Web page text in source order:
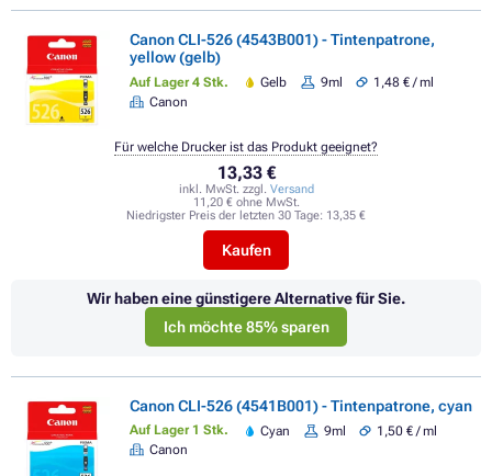
Canon CLI-526 (4543B001) - Tintenpatrone,
yellow (gelb)
Auf Lager 4 Stk. Gelb 9ml
1,48 € / ml
Canon
13,33 €
inkl. MwSt. zzgl. Versand
11,20 € ohne MwSt.
Niedrigster Preis der letzten 30 Tage: 13,35 €
Kaufen
Für welche Drucker ist das Produkt geeignet?
Wir haben eine günstigere Alternative für Sie.
Ich möchte 85% sparen
Canon CLI-526 (4541B001) - Tintenpatrone, cyan
Auf Lager 1 Stk. Cyan 9ml
1,50 € / ml
Canon